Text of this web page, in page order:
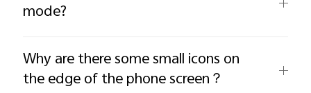
mode?
Why are there some small icons on
the edge of the phone screen？